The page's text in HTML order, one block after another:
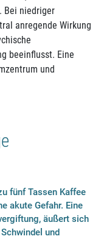
Bei niedriger
anregende Wirkung
beeinflusst. Eine
und
fünf Tassen Kaffee
akute Gefahr. Eine
äußert sich
und